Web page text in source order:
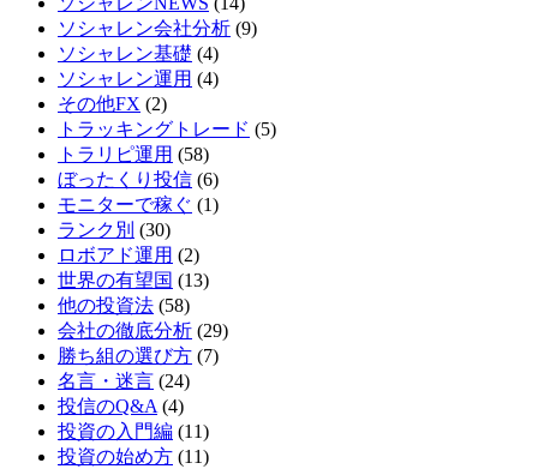
ソシャレン会社分析 (9)
ソシャレン基礎 (4)
ソシャレン運用 (4)
その他FX (2)
トラッキングトレード (5)
トラリピ運用 (58)
ぼったくり投信 (6)
モニターで稼ぐ (1)
ランク別 (30)
ロボアド運用 (2)
世界の有望国 (13)
他の投資法 (58)
会社の徹底分析 (29)
勝ち組の選び方 (7)
名言・迷言 (24)
投信のQ&A (4)
投資の入門編 (11)
投資の始め方 (11)